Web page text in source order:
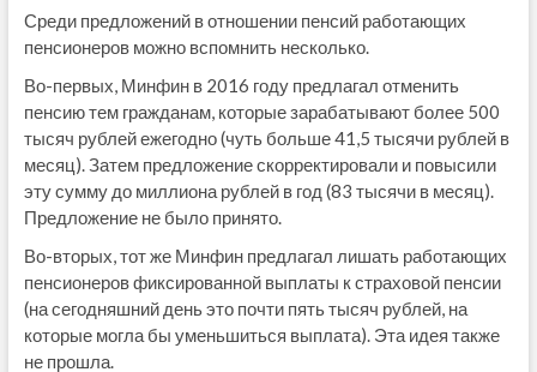
Среди предложений в отношении пенсий работающих
пенсионеров можно вспомнить несколько.
Во-первых, Минфин в 2016 году предлагал отменить
пенсию тем гражданам, которые зарабатывают более 500
тысяч рублей ежегодно (чуть больше 41,5 тысячи рублей в
месяц). Затем предложение скорректировали и повысили
эту сумму до миллиона рублей в год (83 тысячи в месяц).
Предложение не было принято.
Во-вторых, тот же Минфин предлагал лишать работающих
пенсионеров фиксированной выплаты к страховой пенсии
(на сегодняшний день это почти пять тысяч рублей, на
которые могла бы уменьшиться выплата). Эта идея также
не прошла.